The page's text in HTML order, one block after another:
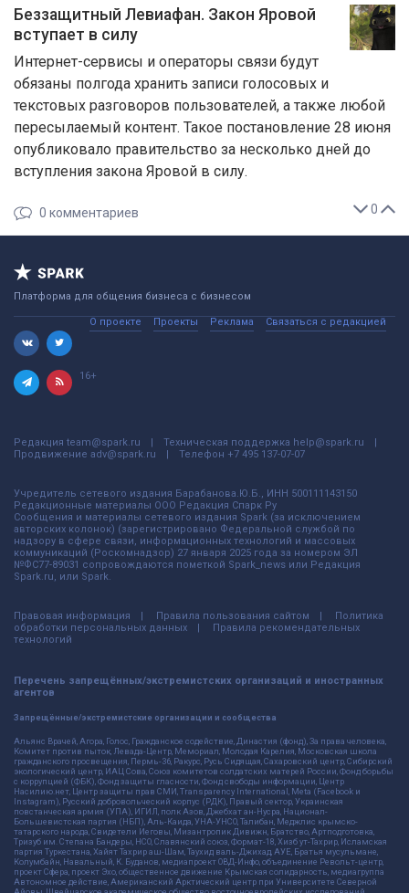
Беззащитный Левиафан. Закон Яровой
вступает в силу
Интернет-сервисы и операторы связи будут
обязаны полгода хранить записи голосовых и
текстовых разговоров пользователей, а также любой
пересылаемый контент. Такое постановление 28 июня
опубликовало правительство за несколько дней до
вступления закона Яровой в силу.
0
0 комментариев
Платформа для общения бизнеса с бизнесом
О проекте Проекты Реклама Связаться с редакцией
16+
Редакция team@spark.ru Техническая поддержка help@spark.ru
Продвижение adv@spark.ru Телефон +7 495 137-07-07
Учредитель сетевого издания Барабанова.Ю.Б., ИНН 500111143150
Редакционные материалы ООО Редакция Спарк Ру
Сообщения и материалы сетевого издания Spark (за исключением
авторских колонок) (зарегистрировано Федеральной службой по
надзору в сфере связи, информационных технологий и массовых
коммуникаций (Роскомнадзор) 27 января 2025 года за номером ЭЛ
№ФС77-89031 сопровождаются пометкой Spark_news или Редакция
Spark.ru, или Spark.
Правовая информация Правила пользования сайтом
Политика
обработки персональных данных
Правила рекомендательных
технологий
Перечень запрещённых/экстремистских организаций и иностранных
агентов
Запрещённые/экстремистские организации и сообщества
Альянс Врачей, Агора, Голос, Гражданское содействие, Династия (фонд), За права человека,
Комитет против пыток, Левада-Центр, Мемориал, Молодая Карелия, Московская школа
гражданского просвещения, Пермь-36, Ракурс, Русь Сидящая, Сахаровский центр, Сибирский
экологический центр, ИАЦ Сова, Союз комитетов солдатских матерей России, Фонд борьбы
с коррупцией (ФБК), Фонд защиты гласности, Фонд свободы информации, Центр
Насилию.нет, Центр защиты прав СМИ, Transparency International, Meta (Facebook и
Instagram), Русский добровольческий корпус (РДК), Правый сектор, Украинская
повстанческая армия (УПА), ИГИЛ, полк Азов, Джебхат ан-Нусра, Национал-
Большевистская партия (НБП), Аль-Каида, УНА-УНСО, Талибан, Меджлис крымско-
татарского народа, Свидетели Иеговы, Мизантропик Дивижн, Братство, Артподготовка,
Тризуб им. Степана Бандеры, НСО, Славянский союз, Формат-18, Хизб ут-Тахрир, Исламская
партия Туркестана, Хайят Тахрир аш-Шам, Таухид валь-Джихад, АУЕ, Братья мусульмане,
Колумбайн, Навальный, К. Буданов, медиапроект ОВД-Инфо, объединение Револьт-центр,
проект Сфера, проект Эхо, общественное движение Крымская солидарность, медиагруппа
Автономное действие, Американский Арктический центр при Университете Северной